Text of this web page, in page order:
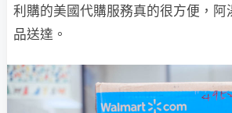
利購的美國代購服務真的很方便，阿
品送達。